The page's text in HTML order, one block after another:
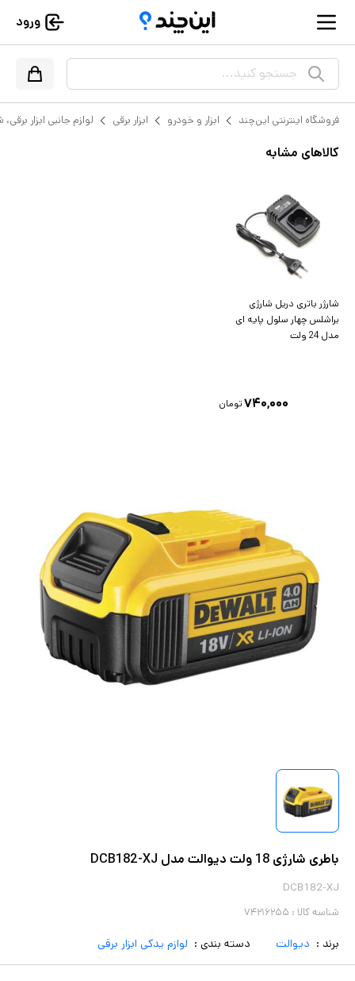
ورود
جستجو کنید...
فروشگاه اینترنتی این‌چند ابزار و خودرو ابزار برقی لوازم جانبی ابزار
کالاهای مشابه
شارژر باتری دریل شارژی
براشلس چهار سلول پایه ای
مدل 24 ولت
۷۴۰,۰۰۰تومان
باطری شارژی 18 ولت دیوالت مدل DCB182-XJ
DCB182-XJ
شناسه کالا : ۷۴۲۱۶۲۵۵
برند : دیوالت دسته بندی : لوازم یدکی ابزار برقی